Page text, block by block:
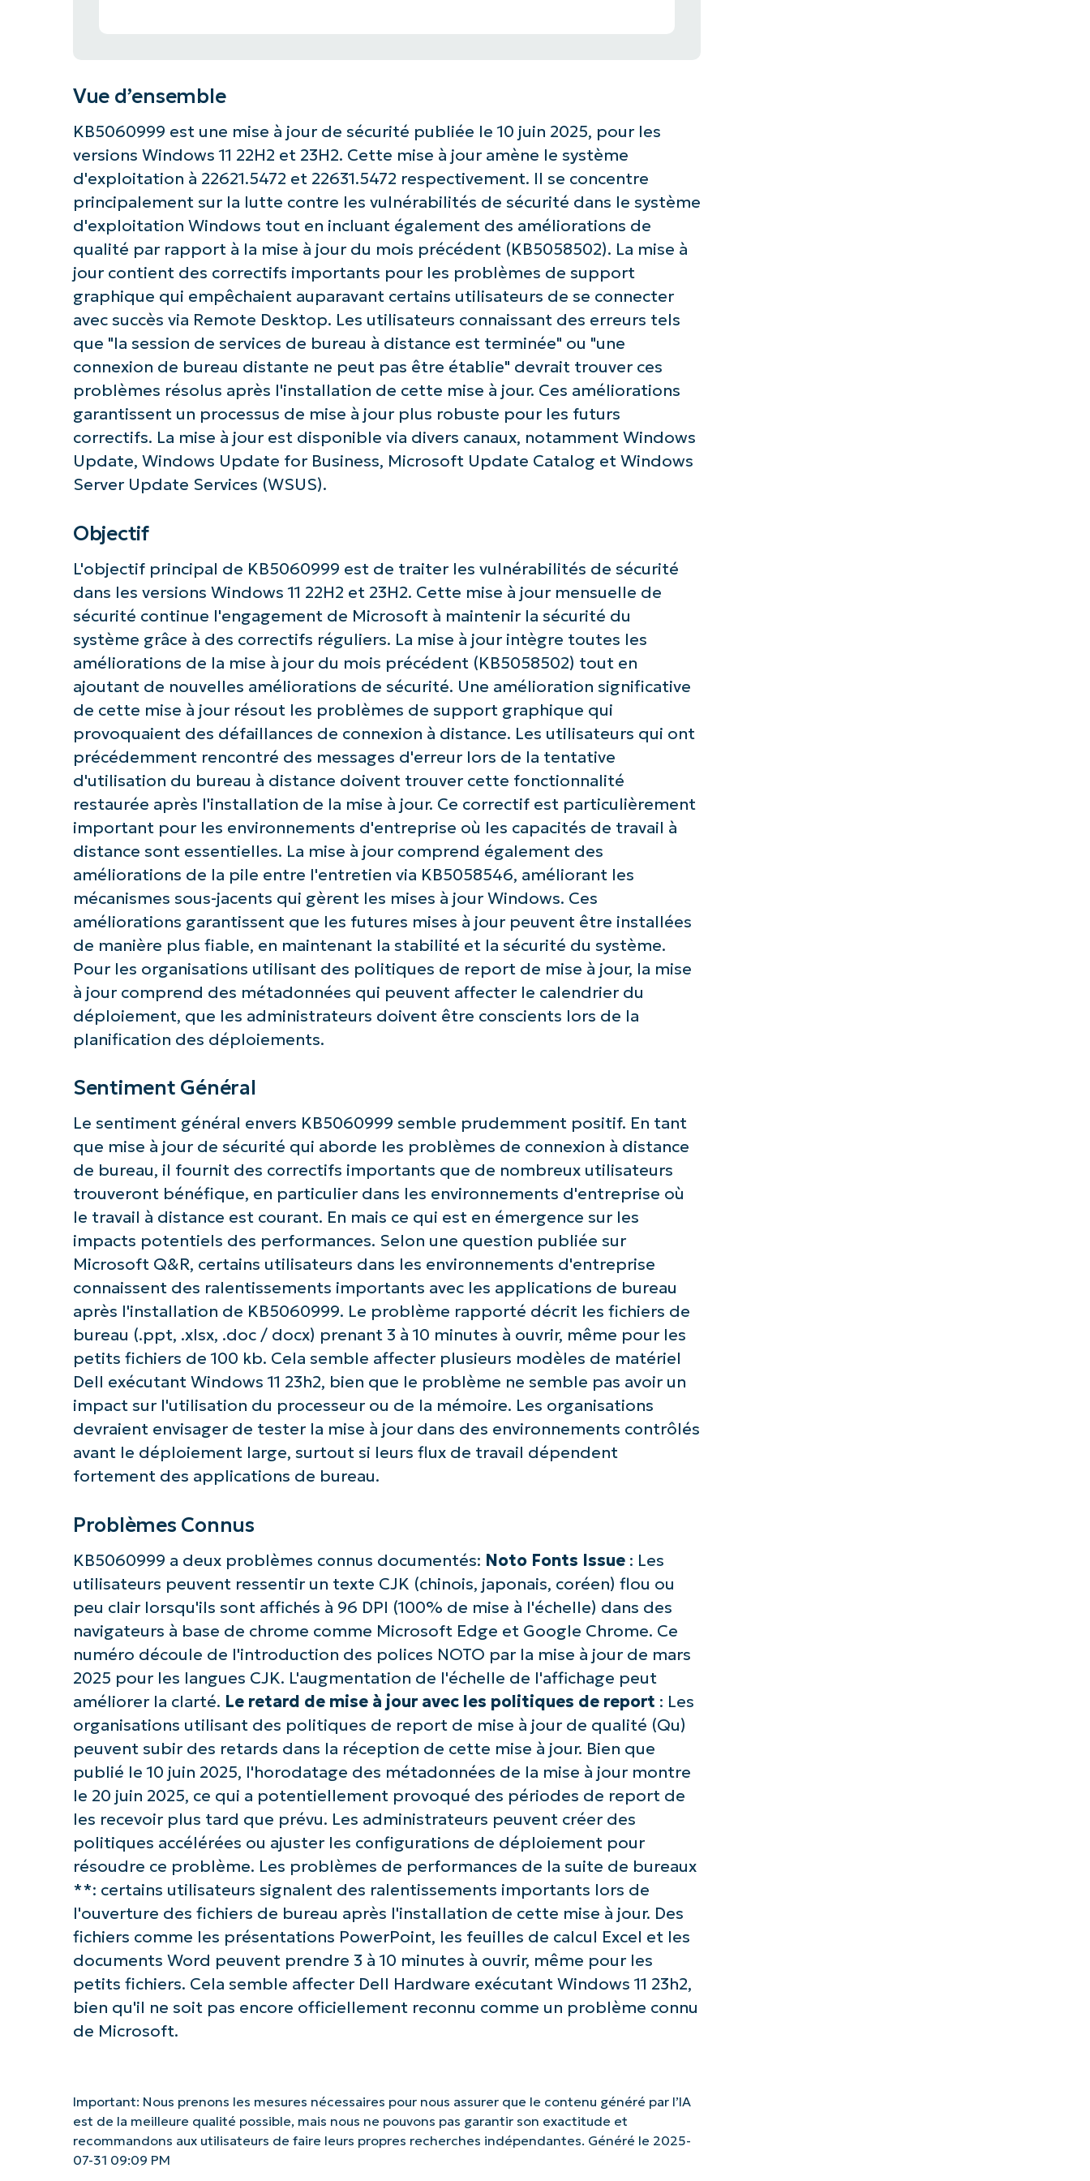
Vue d’ensemble
KB5060999 est une mise à jour de sécurité publiée le 10 juin 2025, pour les
versions Windows 11 22H2 et 23H2. Cette mise à jour amène le système
d'exploitation à 22621.5472 et 22631.5472 respectivement. Il se concentre
principalement sur la lutte contre les vulnérabilités de sécurité dans le système
d'exploitation Windows tout en incluant également des améliorations de
qualité par rapport à la mise à jour du mois précédent (KB5058502). La mise à
jour contient des correctifs importants pour les problèmes de support
graphique qui empêchaient auparavant certains utilisateurs de se connecter
avec succès via Remote Desktop. Les utilisateurs connaissant des erreurs tels
que "la session de services de bureau à distance est terminée" ou "une
connexion de bureau distante ne peut pas être établie" devrait trouver ces
problèmes résolus après l'installation de cette mise à jour. Ces améliorations
garantissent un processus de mise à jour plus robuste pour les futurs
correctifs. La mise à jour est disponible via divers canaux, notamment Windows
Update, Windows Update for Business, Microsoft Update Catalog et Windows
Server Update Services (WSUS).
Objectif
L'objectif principal de KB5060999 est de traiter les vulnérabilités de sécurité
dans les versions Windows 11 22H2 et 23H2. Cette mise à jour mensuelle de
sécurité continue l'engagement de Microsoft à maintenir la sécurité du
système grâce à des correctifs réguliers. La mise à jour intègre toutes les
améliorations de la mise à jour du mois précédent (KB5058502) tout en
ajoutant de nouvelles améliorations de sécurité. Une amélioration significative
de cette mise à jour résout les problèmes de support graphique qui
provoquaient des défaillances de connexion à distance. Les utilisateurs qui ont
précédemment rencontré des messages d'erreur lors de la tentative
d'utilisation du bureau à distance doivent trouver cette fonctionnalité
restaurée après l'installation de la mise à jour. Ce correctif est particulièrement
important pour les environnements d'entreprise où les capacités de travail à
distance sont essentielles. La mise à jour comprend également des
améliorations de la pile entre l'entretien via KB5058546, améliorant les
mécanismes sous-jacents qui gèrent les mises à jour Windows. Ces
améliorations garantissent que les futures mises à jour peuvent être installées
de manière plus fiable, en maintenant la stabilité et la sécurité du système.
Pour les organisations utilisant des politiques de report de mise à jour, la mise
à jour comprend des métadonnées qui peuvent affecter le calendrier du
déploiement, que les administrateurs doivent être conscients lors de la
planification des déploiements.
Sentiment Général
Le sentiment général envers KB5060999 semble prudemment positif. En tant
que mise à jour de sécurité qui aborde les problèmes de connexion à distance
de bureau, il fournit des correctifs importants que de nombreux utilisateurs
trouveront bénéfique, en particulier dans les environnements d'entreprise où
le travail à distance est courant. En mais ce qui est en émergence sur les
impacts potentiels des performances. Selon une question publiée sur
Microsoft Q&R, certains utilisateurs dans les environnements d'entreprise
connaissent des ralentissements importants avec les applications de bureau
après l'installation de KB5060999. Le problème rapporté décrit les fichiers de
bureau (.ppt, .xlsx, .doc / docx) prenant 3 à 10 minutes à ouvrir, même pour les
petits fichiers de 100 kb. Cela semble affecter plusieurs modèles de matériel
Dell exécutant Windows 11 23h2, bien que le problème ne semble pas avoir un
impact sur l'utilisation du processeur ou de la mémoire. Les organisations
devraient envisager de tester la mise à jour dans des environnements contrôlés
avant le déploiement large, surtout si leurs flux de travail dépendent
fortement des applications de bureau.
Problèmes Connus
KB5060999 a deux problèmes connus documentés: Noto Fonts Issue : Les
utilisateurs peuvent ressentir un texte CJK (chinois, japonais, coréen) flou ou
peu clair lorsqu'ils sont affichés à 96 DPI (100% de mise à l'échelle) dans des
navigateurs à base de chrome comme Microsoft Edge et Google Chrome. Ce
numéro découle de l'introduction des polices NOTO par la mise à jour de mars
2025 pour les langues CJK. L'augmentation de l'échelle de l'affichage peut
améliorer la clarté. Le retard de mise à jour avec les politiques de report : Les
organisations utilisant des politiques de report de mise à jour de qualité (Qu)
peuvent subir des retards dans la réception de cette mise à jour. Bien que
publié le 10 juin 2025, l'horodatage des métadonnées de la mise à jour montre
le 20 juin 2025, ce qui a potentiellement provoqué des périodes de report de
les recevoir plus tard que prévu. Les administrateurs peuvent créer des
politiques accélérées ou ajuster les configurations de déploiement pour
résoudre ce problème. Les problèmes de performances de la suite de bureaux
**: certains utilisateurs signalent des ralentissements importants lors de
l'ouverture des fichiers de bureau après l'installation de cette mise à jour. Des
fichiers comme les présentations PowerPoint, les feuilles de calcul Excel et les
documents Word peuvent prendre 3 à 10 minutes à ouvrir, même pour les
petits fichiers. Cela semble affecter Dell Hardware exécutant Windows 11 23h2,
bien qu'il ne soit pas encore officiellement reconnu comme un problème connu
de Microsoft.
Important: Nous prenons les mesures nécessaires pour nous assurer que le contenu généré par l’IA
est de la meilleure qualité possible, mais nous ne pouvons pas garantir son exactitude et
recommandons aux utilisateurs de faire leurs propres recherches indépendantes. Généré le 2025-
07-31 09:09 PM
Commencez avec les analyses de KB pilotées par l'IA de
NinjaOne !
et
Nom*
Company
name*